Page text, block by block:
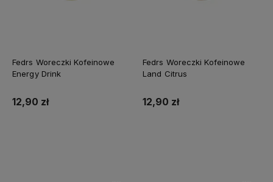
Fedrs Woreczki Kofeinowe
Energy Drink
12,90 zł
Fedrs Woreczki Kofeinowe
Land Citrus
12,90 zł